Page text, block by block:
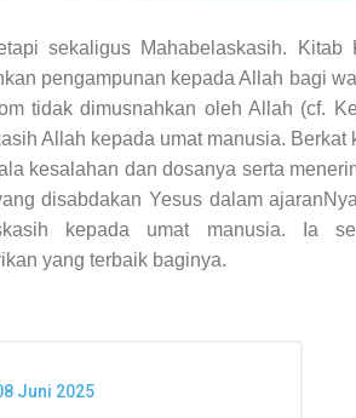
sekaligus Mahabelaskasih. Kitab
pengampunan kepada Allah bagi
tidak dimusnahkan oleh Allah (cf.
Allah kepada umat manusia. Berkat
kesalahan dan dosanya serta
disabdakan Yesus dalam
kepada umat manusia. Ia
yang terbaik baginya.
Juni 2025